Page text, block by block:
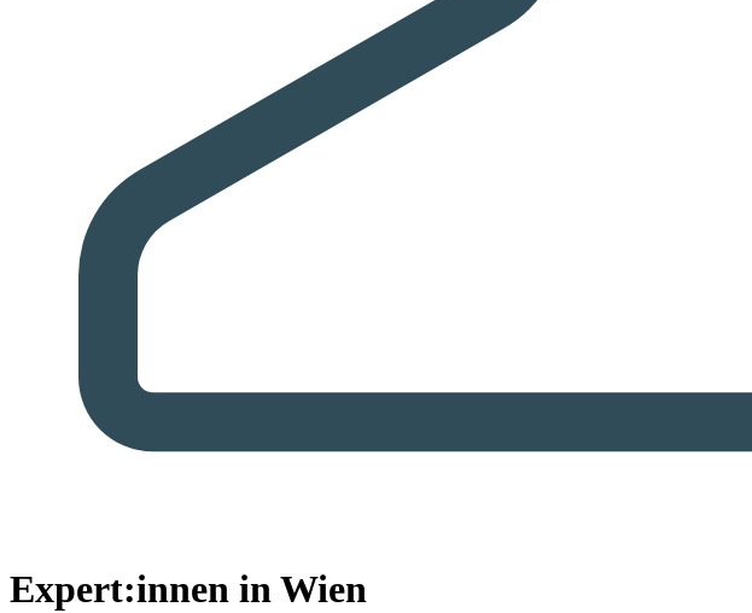
Expert:innen in Wien